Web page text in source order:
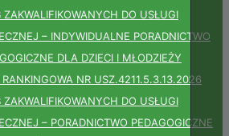
ZAKWALIFIKOWANYCH DO USŁUGI
– INDYWIDUALNE PORADNICTWO
DLA DZIECI I MŁODZIEŻY
RANKINGOWA NR USZ.4211.5.3.13.2026
ZAKWALIFIKOWANYCH DO USŁUGI
– PORADNICTWO PEDAGOGICZNE